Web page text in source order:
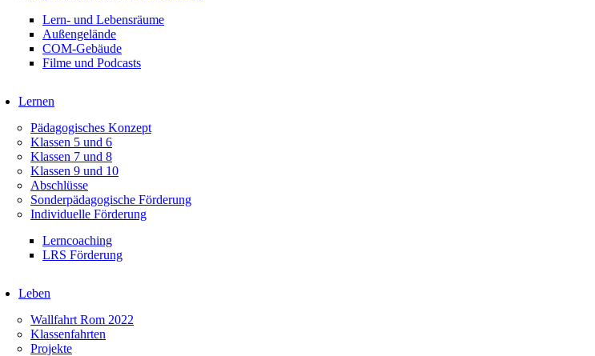
Lern- und Lebensräume
Außengelände
COM-Gebäude
Filme und Podcasts
Lernen
Pädagogisches Konzept
Klassen 5 und 6
Klassen 7 und 8
Klassen 9 und 10
Abschlüsse
Sonderpädagogische Förderung
Individuelle Förderung
Lerncoaching
LRS Förderung
Leben
Wallfahrt Rom 2022
Klassenfahrten
Projekte